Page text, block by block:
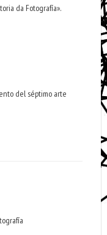
da Fotografía».
del séptimo arte